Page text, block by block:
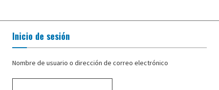
Inicio de sesión
Nombre de usuario o dirección de correo electrónico